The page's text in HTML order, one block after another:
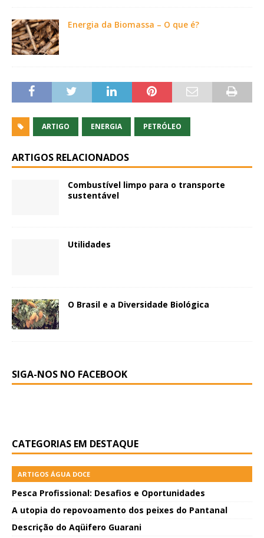
Energia da Biomassa – O que é?
ARTIGO ENERGIA PETRÓLEO
ARTIGOS RELACIONADOS
Combustível limpo para o transporte
sustentável
Utilidades
O Brasil e a Diversidade Biológica
SIGA-NOS NO FACEBOOK
CATEGORIAS EM DESTAQUE
ARTIGOS ÁGUA DOCE
Pesca Profissional: Desafios e Oportunidades
A utopia do repovoamento dos peixes do Pantanal
Descrição do Aqüifero Guarani